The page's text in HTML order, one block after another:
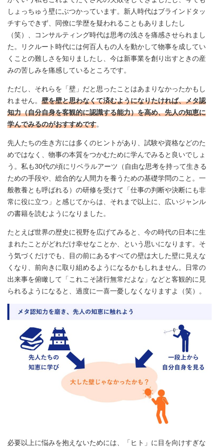
しょっちゅう壁にぶつかっています。新人時代はブラインドタッ
チすらできず、同僚に学歴を疑われることもありましたし
（笑）、コンサルティング時代は思考の浅さを痛感させられまし
た。リクルート時代には何百人もの人を動かして物事を成してい
くことの難しさを知りましたし、今は新事業を創り出すときの産
みの苦しみを痛感しているところです。
ただし、それらを「壁」だと思ったことはあまりなかったかもし
れません。 壁を壁と思わなくて済むようになりたければ、メタ認
知力（自分自身を客観的に認識する能力）を高め、先人の知恵に
学んでみるのがおすすめです。
先人たちの生き方には多くのヒントがあり、試験や資格などのた
めではなく、物事の本質をつかむために学んでみると良いでしょ
う。私も30代の頃にリベラルアーツ（自由な思考を持って生きる
ための手段や、総合的な人間力を養うための基礎学問のこと。一
般教養とも呼ばれる）の研修を受けて「仕事の判断や決断にも非
常に役に立つ」と感じてからは、それまで以上に、広いジャンル
の書籍を読むようになりました。
たとえば世界の歴史に視野を広げてみると、今の時代の日本に生
まれたことがどれだけ幸せなことか、という思いになります。そ
う気づくだけでも、目の前にあるすべての壁は大した壁に見えな
くなり、前向きに取り組めるようになるかもしれません。日常の
出来事を俯瞰して「これこそ諸行無常だよな」などと客観的に見
られるようになると、過度に一喜一憂しなくなりますよ（笑）。
必要以上に悩みを抱えないためには、「ヒト」に目を向けすぎな